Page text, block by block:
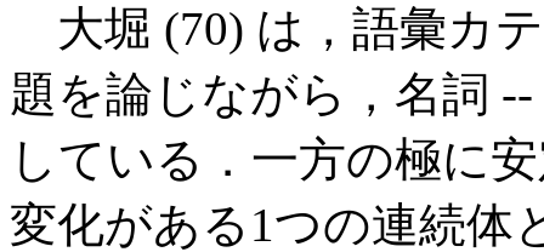
大堀 (70) は，語彙カ
題を論じながら，名詞
している．一方の極に
変化がある1つの連続体